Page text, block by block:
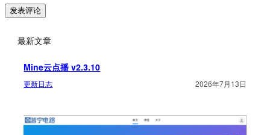
最新文章
Mine云点播 v2.3.10
更新日志 2026年7月13日